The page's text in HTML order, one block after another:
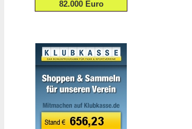
82.000 Euro